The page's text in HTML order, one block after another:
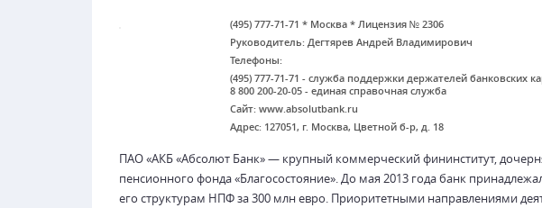
(495) 777-71-71 * Москва * Лицензия № 2306
Руководитель: Дегтярев Андрей Владимирович
Телефоны:
(495) 777-71-71 - служба поддержки держателей банковских
8 800 200-20-05 - единая справочная служба
Сайт: www.absolutbank.ru
Адрес: 127051, г. Москва, Цветной б-р, д. 18
ПАО «АКБ «Абсолют Банк» — крупный коммерческий фининститут,
пенсионного фонда «Благосостояние». До мая 2013 года банк
его структурам НПФ за 300 млн евро. Приоритетными направлениями